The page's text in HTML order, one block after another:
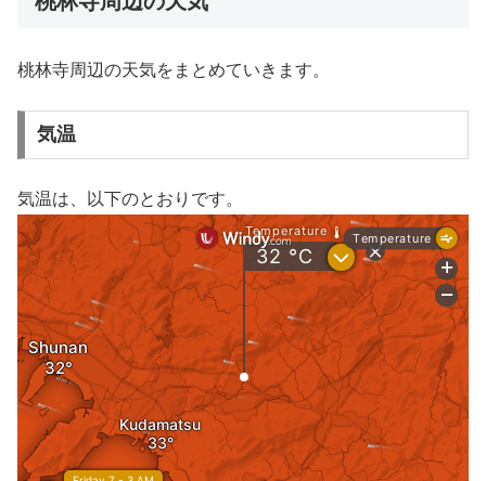
桃林寺周辺の天気をまとめていきます。
気温
気温は、以下のとおりです。